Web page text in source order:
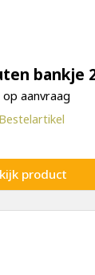
bankje
op aanvraag
Bestelartikel
product